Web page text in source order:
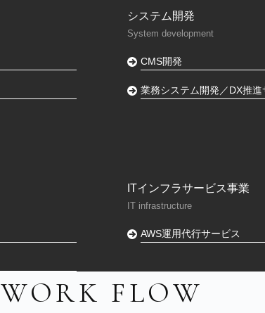
システム開発
System development
CMS開発
業務システム開発／DX推進
ITインフラサービス事業
IT infrastructure
AWS運用代行サービス
WORK FLOW